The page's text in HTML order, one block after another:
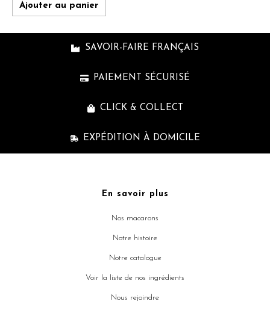
Ajouter au panier
SAVOIR-FAIRE FRANÇAIS
PAIEMENT SÉCURISÉ
CLICK & COLLECT
EXPÉDITION À DOMICILE
En savoir plus
Nos macarons
Notre histoire
Notre catalogue
Voir la liste de nos ingrédients
Nous rejoindre